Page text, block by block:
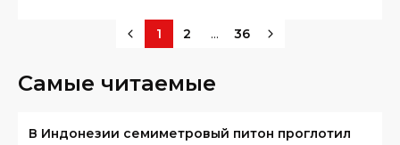
1 2 ... 36
Самые читаемые
В Индонезии семиметровый питон проглотил